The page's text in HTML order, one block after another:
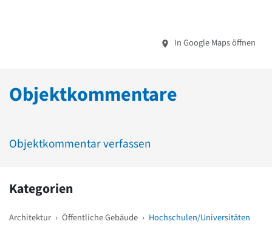
In Google Maps öffnen
Objektkommentare
Objektkommentar verfassen
Kategorien
Architektur › Öffentliche Gebäude › Hochschulen/Universitäten